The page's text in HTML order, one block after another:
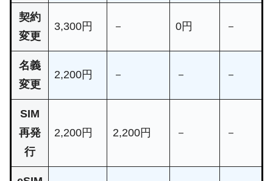
契約
変更
3,300円 － 0円 －
名義
変更
2,200円 － － －
SIM
再発
行
2,200円 2,200円 － －